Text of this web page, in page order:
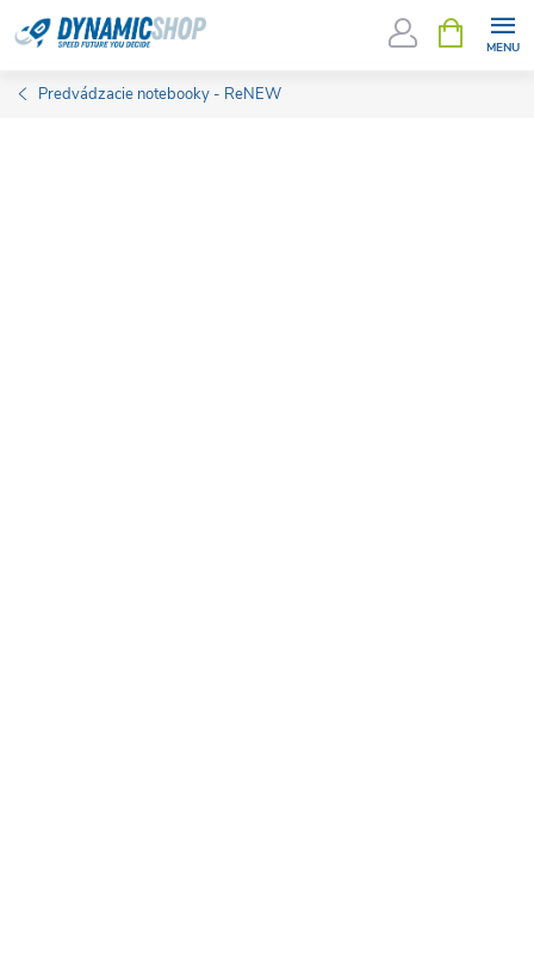
Prejsť
na
KOŠÍK
Predvádzacie notebooky - ReNEW